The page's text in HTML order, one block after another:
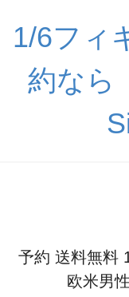
1/6フィ
約なら
予約 送料無料
欧米男